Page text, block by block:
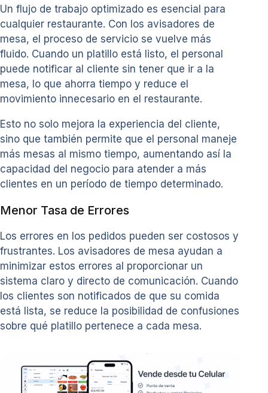
Un flujo de trabajo optimizado es esencial para
cualquier restaurante. Con los avisadores de
mesa, el proceso de servicio se vuelve más
fluido. Cuando un platillo está listo, el personal
puede notificar al cliente sin tener que ir a la
mesa, lo que ahorra tiempo y reduce el
movimiento innecesario en el restaurante.
Esto no solo mejora la experiencia del cliente,
sino que también permite que el personal maneje
más mesas al mismo tiempo, aumentando así la
capacidad del negocio para atender a más
clientes en un período de tiempo determinado.
Menor Tasa de Errores
Los errores en los pedidos pueden ser costosos y
frustrantes. Los avisadores de mesa ayudan a
minimizar estos errores al proporcionar un
sistema claro y directo de comunicación. Cuando
los clientes son notificados de que su comida
está lista, se reduce la posibilidad de confusiones
sobre qué platillo pertenece a cada mesa.